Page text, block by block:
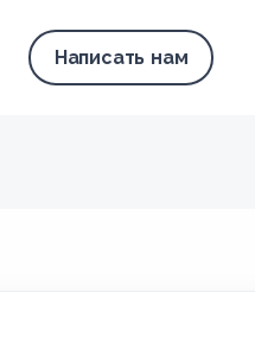
Написать нам